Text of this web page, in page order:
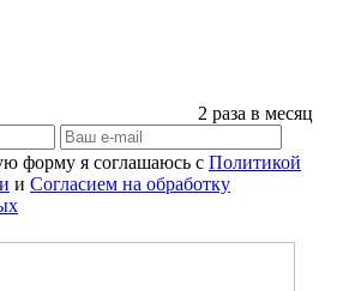
2 раза в месяц
форму я соглашаюсь с Политикой
и Согласием на обработку